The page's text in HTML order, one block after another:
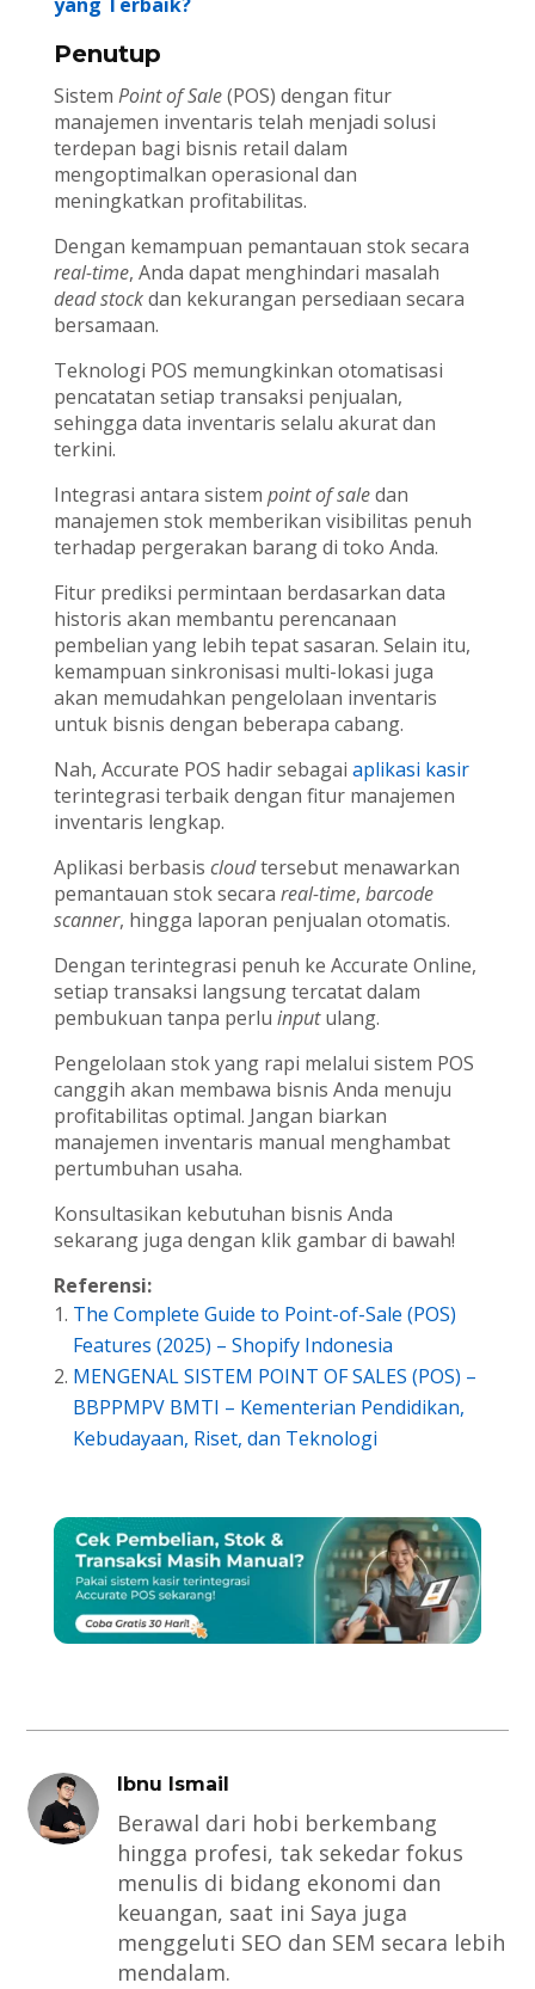
yang Terbaik?
Penutup
Sistem Point of Sale(POS) dengan fitur
manajemen inventaris telah menjadi solusi
terdepan bagi bisnis retail dalam
mengoptimalkan operasional dan
meningkatkan profitabilitas.
Dengan kemampuan pemantauan stok secara
real-time, Anda dapat menghindari masalah
dead stockdan kekurangan persediaan secara
bersamaan.
Teknologi POS memungkinkan otomatisasi
pencatatan setiap transaksi penjualan,
sehingga data inventaris selalu akurat dan
terkini.
Integrasi antara sistem point of saledan
manajemen stok memberikan visibilitas penuh
terhadap pergerakan barang di toko Anda.
Fitur prediksi permintaan berdasarkan data
historis akan membantu perencanaan
pembelian yang lebih tepat sasaran. Selain itu,
kemampuan sinkronisasi multi-lokasi juga
akan memudahkan pengelolaan inventaris
untuk bisnis dengan beberapa cabang.
Nah, Accurate POS hadir sebagai aplikasi kasir
terintegrasi terbaik dengan fitur manajemen
inventaris lengkap.
Aplikasi berbasis cloudtersebut menawarkan
pemantauan stok secara real-time, barcode
scanner, hingga laporan penjualan otomatis.
Dengan terintegrasi penuh ke Accurate Online,
setiap transaksi langsung tercatat dalam
pembukuan tanpa perlu inputulang.
Pengelolaan stok yang rapi melalui sistem POS
canggih akan membawa bisnis Anda menuju
profitabilitas optimal. Jangan biarkan
manajemen inventaris manual menghambat
pertumbuhan usaha.
Konsultasikan kebutuhan bisnis Anda
sekarang juga dengan klik gambar di bawah!
Referensi:
The Complete Guide to Point-of-Sale (POS)
Features (2025) – Shopify Indonesia
MENGENAL SISTEM POINT OF SALES (POS) –
BBPPMPV BMTI – Kementerian Pendidikan,
Kebudayaan, Riset, dan Teknologi
Ibnu Ismail
Berawal dari hobi berkembang
hingga profesi, tak sekedar fokus
menulis di bidang ekonomi dan
keuangan, saat ini Saya juga
menggeluti SEO dan SEM secara lebih
mendalam.